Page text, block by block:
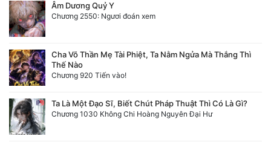
Âm Dương Quỷ Y
Chương 2550: Ngươi đoán xem
Cha Võ Thần Mẹ Tài Phiệt, Ta Nằm Ngửa Mà Thắng Thì
Thế Nào
Chương 920 Tiến vào!
Ta Là Một Đạo Sĩ, Biết Chút Pháp Thuật Thì Có Là Gì?
Chương 1030 Không Chi Hoàng Nguyên Đại Hư